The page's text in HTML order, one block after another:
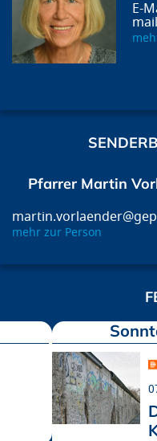
Pfarrer Martin
mehr zur Person